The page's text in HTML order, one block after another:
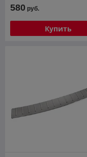
580 руб.
Купить